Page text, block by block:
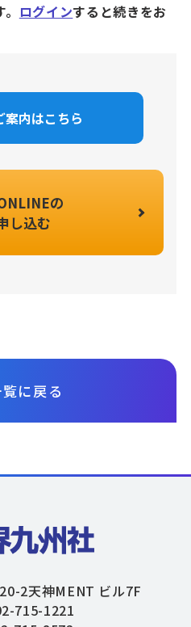
ログインすると続きをお
案内はこちら
の
し込む
に戻る
2天神MENT ビル7F
715-1221